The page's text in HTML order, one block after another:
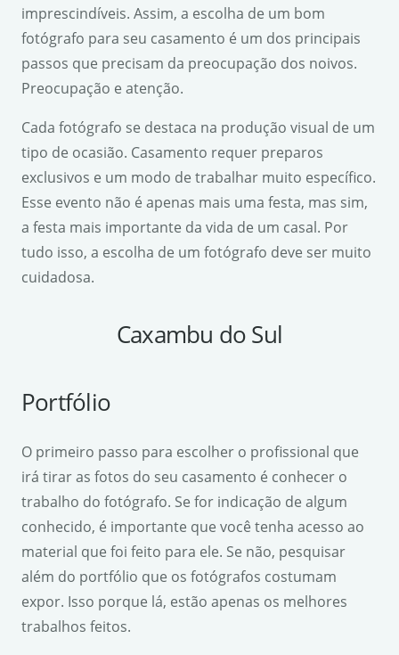
imprescindíveis. Assim, a escolha de um bom
fotógrafo para seu casamento é um dos principais
passos que precisam da preocupação dos noivos.
Preocupação e atenção.
Cada fotógrafo se destaca na produção visual de um
tipo de ocasião. Casamento requer preparos
exclusivos e um modo de trabalhar muito específico.
Esse evento não é apenas mais uma festa, mas sim,
a festa mais importante da vida de um casal. Por
tudo isso, a escolha de um fotógrafo deve ser muito
cuidadosa.
Caxambu do Sul
Portfólio
O primeiro passo para escolher o profissional que
irá tirar as fotos do seu casamento é conhecer o
trabalho do fotógrafo. Se for indicação de algum
conhecido, é importante que você tenha acesso ao
material que foi feito para ele. Se não, pesquisar
além do portfólio que os fotógrafos costumam
expor. Isso porque lá, estão apenas os melhores
trabalhos feitos.